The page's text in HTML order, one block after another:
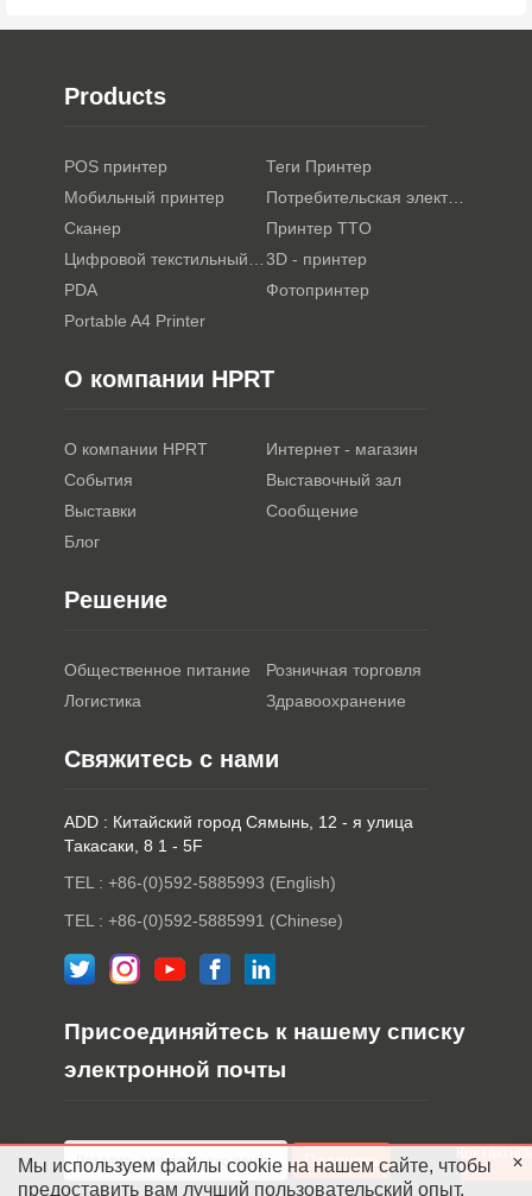
Products
POS принтер
Теги Принтер
Мобильный принтер
Сканер
Принтер TTO
3D - принтер
PDA
Фотопринтер
Portable A4 Printer
О компании HPRT
О компании HPRT
Интернет - магазин
События
Выставочный зал
Выставки
Сообщение
Блог
Решение
Общественное питание
Розничная торговля
Логистика
Здравоохранение
Свяжитесь с нами
ADD : Китайский город Сямынь, 12 - я улица
Такасаки, 8 1 - 5F
TEL : +86-(0)592-5885993 (English)
TEL : +86-(0)592-5885991 (Chinese)
Присоединяйтесь к нашему списку
электронной почты
лица
Мы используем файлы cookie на нашем сайте, чтобы
предоставить вам лучший пользовательский опыт.